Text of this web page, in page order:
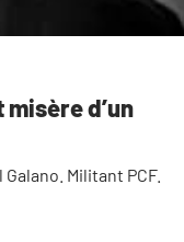
d’un
Militant PCF.